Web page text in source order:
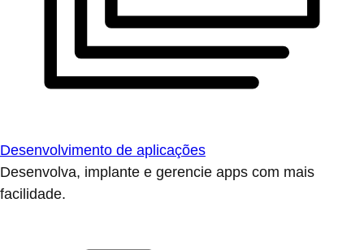
Desenvolvimento de aplicações
Desenvolva, implante e gerencie apps com mais
facilidade.